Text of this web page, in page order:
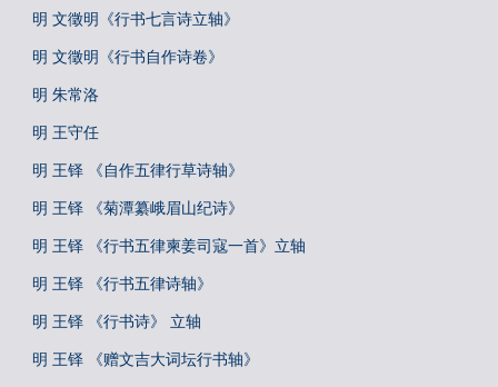
明 文徵明《行书七言诗立轴》
明 文徵明《行书自作诗卷》
明 朱常洛
明 王守任
明 王铎 《自作五律行草诗轴》
明 王铎 《菊潭纂峨眉山纪诗》
明 王铎 《行书五律柬姜司寇一首》立轴
明 王铎 《行书五律诗轴》
明 王铎 《行书诗》 立轴
明 王铎 《赠文吉大词坛行书轴》